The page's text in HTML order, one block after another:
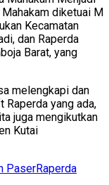
diketuai M
Kecamatan
dan Raperda
Barat, yang
melengkapi dan
Raperda yang ada,
juga mengikutkan
Kutai
PaserRaperda